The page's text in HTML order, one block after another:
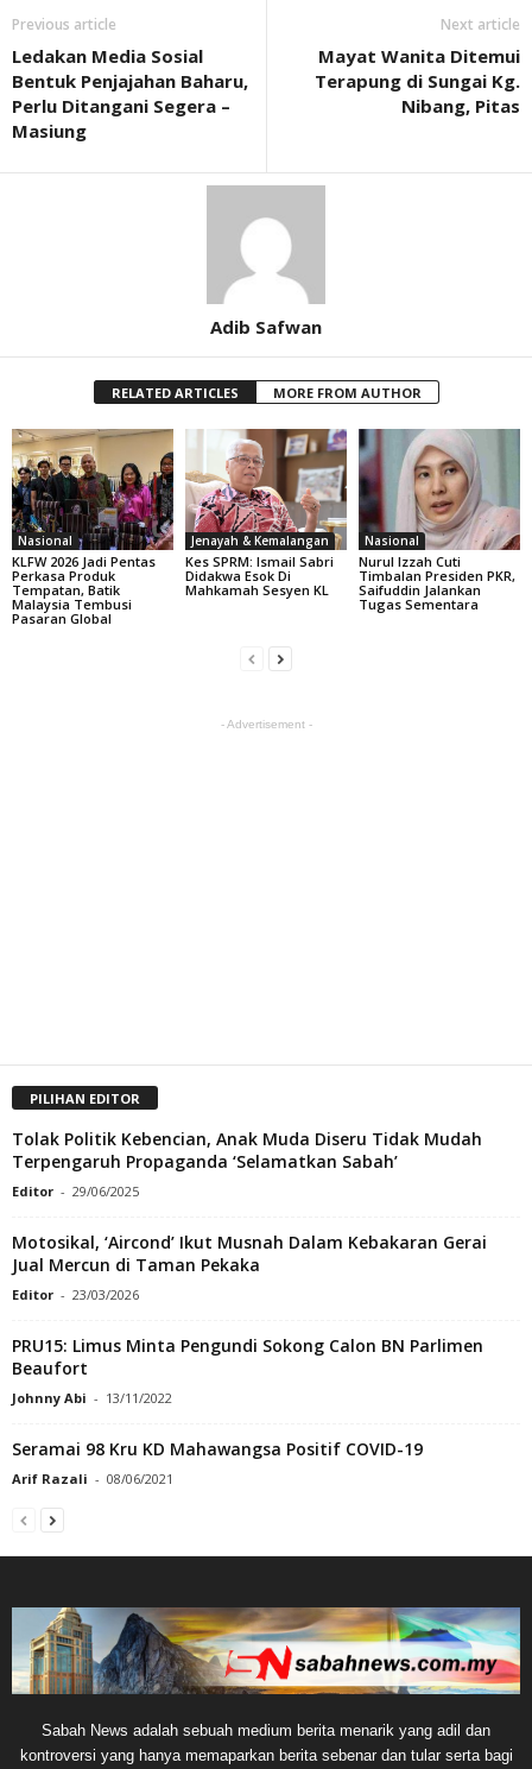
Previous article
Ledakan Media Sosial
Bentuk Penjajahan Baharu,
Perlu Ditangani Segera –
Masiung
Next article
Mayat Wanita Ditemui
Terapung di Sungai Kg.
Nibang, Pitas
Adib Safwan
RELATED ARTICLES MORE FROM AUTHOR
Nasional
KLFW 2026 Jadi Pentas
Perkasa Produk
Tempatan, Batik
Malaysia Tembusi
Pasaran Global
Jenayah & Kemalangan
Kes SPRM: Ismail Sabri
Didakwa Esok Di
Mahkamah Sesyen KL
Nasional
Nurul Izzah Cuti
Timbalan Presiden PKR,
Saifuddin Jalankan
Tugas Sementara
- Advertisement -
PILIHAN EDITOR
Tolak Politik Kebencian, Anak Muda Diseru Tidak Mudah
Terpengaruh Propaganda ‘Selamatkan Sabah’
Editor - 29/06/2025
Motosikal, ‘Aircond’ Ikut Musnah Dalam Kebakaran Gerai
Jual Mercun di Taman Pekaka
Editor - 23/03/2026
PRU15: Limus Minta Pengundi Sokong Calon BN Parlimen
Beaufort
Johnny Abi - 13/11/2022
Seramai 98 Kru KD Mahawangsa Positif COVID-19
Arif Razali - 08/06/2021
Sabah News adalah sebuah medium berita menarik yang adil dan
kontroversi yang hanya memaparkan berita sebenar dan tular serta bagi